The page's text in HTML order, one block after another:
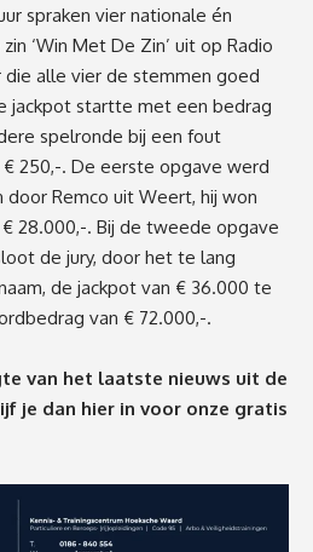
spraken vier nationale én
‘Win Met De Zin’ uit op Radio
alle vier de stemmen goed
jackpot startte met een bedrag
spelronde bij een fout
250,-. De eerste opgave werd
Remco uit Weert, hij won
28.000,-. Bij de tweede opgave
de jury, door het te lang
de jackpot van € 36.000 te
van € 72.000,-.
van het laatste nieuws uit de
je dan hier in voor onze gratis